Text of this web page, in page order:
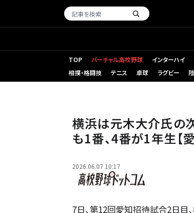
TOP バーチャル高校野球 インターハイ
相撲・格闘技
テニス 卓球 ラグビー
横浜は元木大介氏の
も1番、4番が1年生【
2026.06.07 10:17
7日、第12回愛知招待試合2日目